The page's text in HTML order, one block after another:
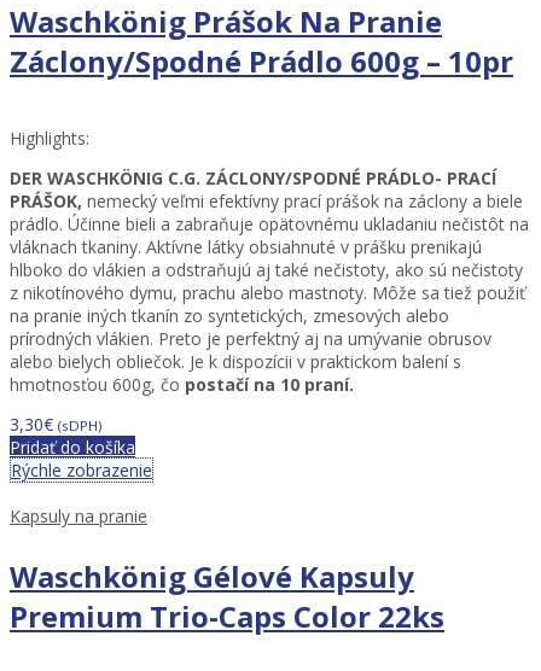
Waschkönig Prášok Na Pranie
Záclony/Spodné Prádlo 600g – 10pr
Highlights:
DER WASCHKÖNIG C.G. ZÁCLONY/SPODNÉ PRÁDLO- PRACÍ
PRÁŠOK, nemecký veľmi efektívny prací prášok na záclony a biele
prádlo. Účinne bieli a zabraňuje opätovnému ukladaniu nečistôt na
vláknach tkaniny. Aktívne látky obsiahnuté v prášku prenikajú
hlboko do vlákien a odstraňujú aj také nečistoty, ako sú nečistoty
z nikotínového dymu, prachu alebo mastnoty. Môže sa tiež použiť
na pranie iných tkanín zo syntetických, zmesových alebo
prírodných vlákien. Preto je perfektný aj na umývanie obrusov
alebo bielych obliečok. Je k dispozícii v praktickom balení s
hmotnosťou 600g, čo postačí na 10 praní.
3,30€ (sDPH)
Pridať do košíka
Rýchle zobrazenie
Kapsuly na pranie
Waschkönig Gélové Kapsuly
Premium Trio-Caps Color 22ks